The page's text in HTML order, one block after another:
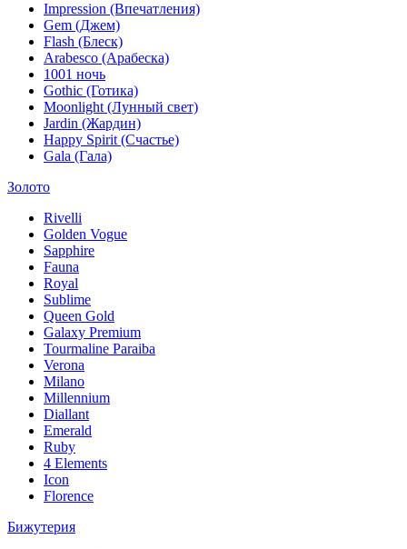
Impression (Впечатления)
Gem (Джем)
Flash (Блеск)
Arabesco (Арабеска)
1001 ночь
Gothic (Готика)
Moonlight (Лунный свет)
Jardin (Жардин)
Happy Spirit (Счастье)
Gala (Гала)
Золото
Rivelli
Golden Vogue
Sapphire
Fauna
Royal
Sublime
Queen Gold
Galaxy Premium
Tourmaline Paraiba
Verona
Milano
Millennium
Diallant
Emerald
Ruby
4 Elements
Icon
Florence
Бижутерия